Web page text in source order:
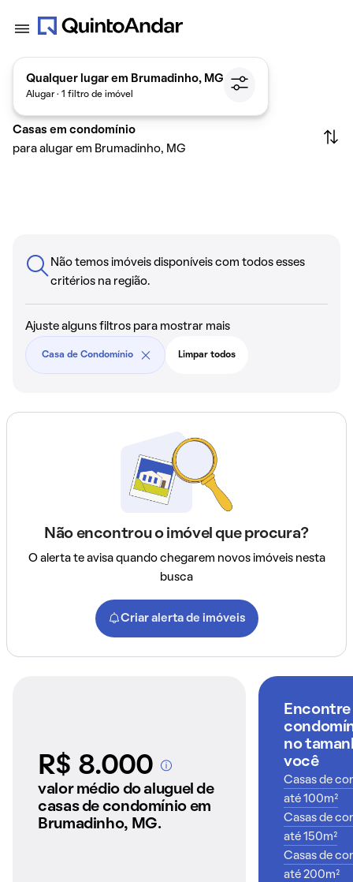
Qualquer lugar em Brumadinho, MG
Alugar · 1 filtro de imóvel
Casas em condomínio
para alugar em Brumadinho, MG
Não temos imóveis disponíveis com todos esses
critérios na região.
Ajuste alguns filtros para mostrar mais
Casa de Condomínio Limpar todos
Não encontrou o imóvel que procura?
O alerta te avisa quando chegarem novos imóveis nesta
busca
Criar alerta de imóveis
R$ 8.000A partir dos imóveis
anunciados pelo
QuintoAndar
valor médio do aluguel de
casas de condomínio em
Brumadinho, MG.
Encontre
no
você
Casas de
até 100m²
Casas de
até 150m²
Casas de
até 200m²